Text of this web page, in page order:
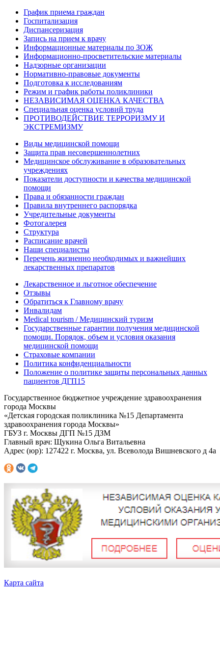
График приема граждан
Госпитализация
Диспансеризация
Запись на прием к врачу
Информационные материалы по ЗОЖ
Информационно-просветительские материалы
Надзорные организации
Нормативно-правовые документы
Подготовка к исследованиям
Режим и график работы поликлиники
НЕЗАВИСИМАЯ ОЦЕНКА КАЧЕСТВА
Специальная оценка условий труда
ПРОТИВОДЕЙСТВИЕ ТЕРРОРИЗМУ И
ЭКСТРЕМИЗМУ
Виды медицинской помощи
Защита прав несовершеннолетних
Медицинское обслуживание в образовательных
учреждениях
Показатели доступности и качества медицинской
помощи
Права и обязанности граждан
Правила внутреннего распорядка
Учредительные документы
Фотогалерея
Структура
Расписание врачей
Наши специалисты
Перечень жизненно необходимых и важнейших
лекарственных препаратов
Лекарственное и льготное обеспечение
Отзывы
Обратиться к Главному врачу
Инвалидам
Medical tourism / Медицинский туризм
Государственные гарантии получения медицинской
помощи. Порядок, объем и условия оказания
медицинской помощи
Страховые компании
Политика конфиденциальности
Положение о политике защиты персональных данных
пациентов ДГП15
Государственное бюджетное учреждение здравоохранения
города Москвы
«Детская городская поликлиника №15 Департамента
здравоохранения города Москвы»
ГБУЗ г. Москвы ДГП №15 ДЗМ
Главный врач: Щукина Ольга Витальевна
Адрес (юр): 127422 г. Москва, ул. Всеволода Вишневского д 4а
Карта сайта